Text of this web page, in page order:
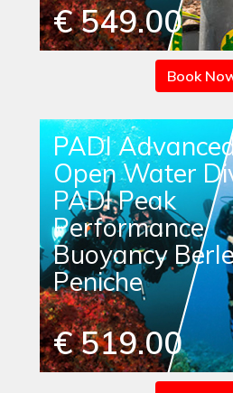
€ 549.00
Book
PADI
Open Water
PADI Peak
Performance
Buoyancy
Peniche
€ 519.00